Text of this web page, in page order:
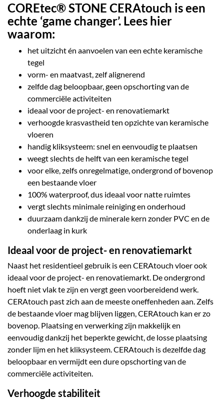
COREtec® STONE CERAtouch is een
echte ‘game changer’. Lees hier
waarom:
het uitzicht én aanvoelen van een echte keramische
tegel
vorm- en maatvast, zelf alignerend
zelfde dag beloopbaar, geen opschorting van de
commerciële activiteiten
ideaal voor de project- en renovatiemarkt
verhoogde krasvastheid ten opzichte van keramische
vloeren
handig kliksysteem: snel en eenvoudig te plaatsen
weegt slechts de helft van een keramische tegel
voor elke, zelfs onregelmatige, ondergrond of bovenop
een bestaande vloer
100% waterproof, dus ideaal voor natte ruimtes
vergt slechts minimale reiniging en onderhoud
duurzaam dankzij de minerale kern zonder PVC en de
onderlaag in kurk
Ideaal voor de project- en renovatiemarkt
Naast het residentieel gebruik is een CERAtouch vloer ook
ideaal voor de project- en renovatiemarkt. De ondergrond
hoeft niet vlak te zijn en vergt geen voorbereidend werk.
CERAtouch past zich aan de meeste oneffenheden aan. Zelfs
de bestaande vloer mag blijven liggen, CERAtouch kan er zo
bovenop. Plaatsing en verwerking zijn makkelijk en
eenvoudig dankzij het beperkte gewicht, de losse plaatsing
zonder lijm en het kliksysteem. CERAtouch is dezelfde dag
beloopbaar en vermijdt een dure opschorting van de
commerciële activiteiten.
Verhoogde stabiliteit